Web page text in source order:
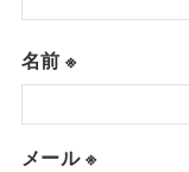
名前※
メール※